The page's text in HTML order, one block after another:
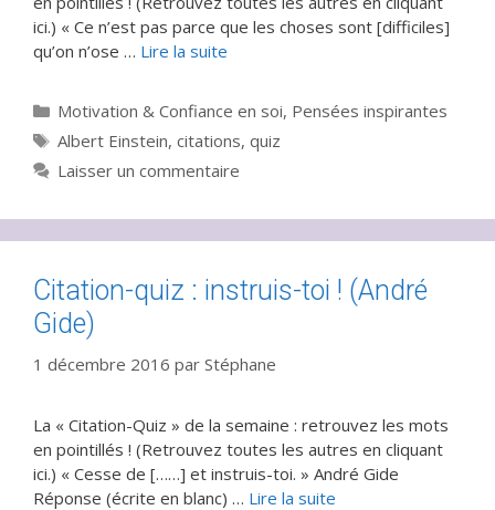
ici.) « Ce n’est pas parce que les choses sont [difficiles]
qu’on n’ose … Lire la suite
Catégories
Motivation & Confiance en soi, Pensées inspirantes
Étiquettes
Albert Einstein, citations, quiz
Laisser un commentaire
Citation-quiz : instruis-toi ! (André
Gide)
1 décembre 2016 par Stéphane
La « Citation-Quiz » de la semaine : retrouvez les mots
en pointillés ! (Retrouvez toutes les autres en cliquant
ici.) « Cesse de [……] et instruis-toi. » André Gide
Réponse (écrite en blanc) … Lire la suite